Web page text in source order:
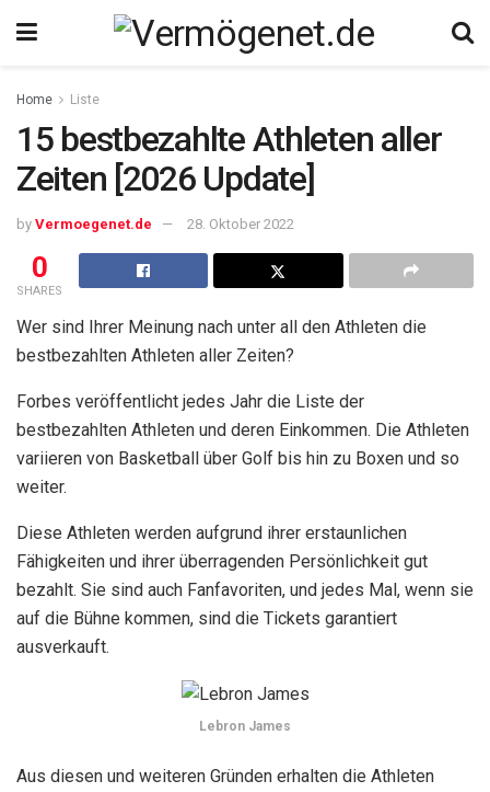
Home Liste
15 bestbezahlte Athleten aller
Zeiten [2026 Update]
by Vermoegenet.de 28. Oktober 2022
0
SHARES
Wer sind Ihrer Meinung nach unter all den Athleten die
bestbezahlten Athleten aller Zeiten?
Forbes veröffentlicht jedes Jahr die Liste der
bestbezahlten Athleten und deren Einkommen. Die Athleten
variieren von Basketball über Golf bis hin zu Boxen und so
weiter.
Diese Athleten werden aufgrund ihrer erstaunlichen
Fähigkeiten und ihrer überragenden Persönlichkeit gut
bezahlt. Sie sind auch Fanfavoriten, und jedes Mal, wenn sie
auf die Bühne kommen, sind die Tickets garantiert
ausverkauft.
Lebron James
Aus diesen und weiteren Gründen erhalten die Athleten